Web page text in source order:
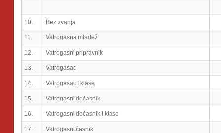
10. Bez zvanja
11. Vatrogasna mladež
12. Vatrogasni pripravnik
13. Vatrogasac
14. Vatrogasac I klase
15. Vatrogasni dočasnik
16. Vatrogasni dočasnik I klase
17. Vatrogasni časnik